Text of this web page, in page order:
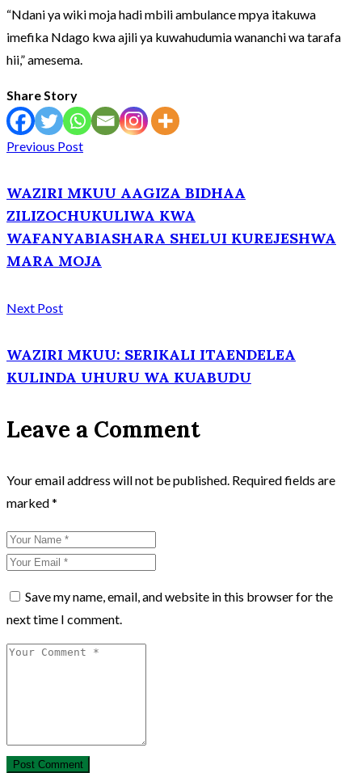
“Ndani ya wiki moja hadi mbili ambulance mpya itakuwa
imefika Ndago kwa ajili ya kuwahudumia wananchi wa tarafa
hii,” amesema.
Share Story
Previous Post
WAZIRI MKUU AAGIZA BIDHAA
ZILIZOCHUKULIWA KWA
WAFANYABIASHARA SHELUI KUREJESHWA
MARA MOJA
Next Post
WAZIRI MKUU: SERIKALI ITAENDELEA
KULINDA UHURU WA KUABUDU
Leave a Comment
Your email address will not be published. Required fields are
marked*
Save my name, email, and website in this browser for the
next time I comment.
Post Comment